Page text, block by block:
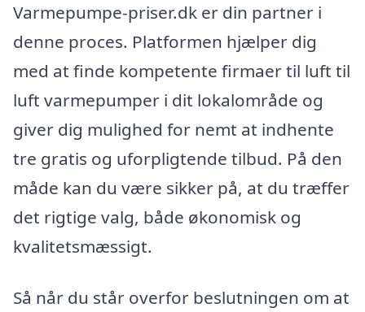
Varmepumpe-priser.dk er din partner i
denne proces. Platformen hjælper dig
med at finde kompetente firmaer til luft til
luft varmepumper i dit lokalområde og
giver dig mulighed for nemt at indhente
tre gratis og uforpligtende tilbud. På den
måde kan du være sikker på, at du træffer
det rigtige valg, både økonomisk og
kvalitetsmæssigt.
Så når du står overfor beslutningen om at